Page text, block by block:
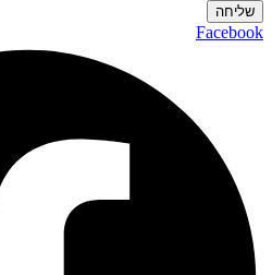
שליחה
Facebook